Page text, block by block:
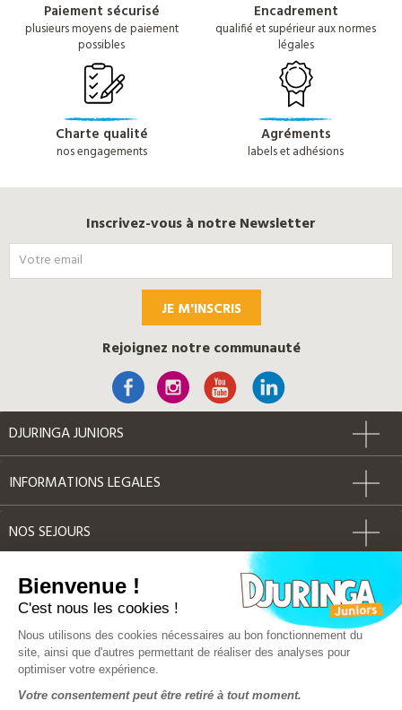
Paiement sécurisé
plusieurs moyens de paiement
possibles
Encadrement
qualifié et supérieur aux normes
légales
Charte qualité
nos engagements
Agréments
labels et adhésions
Inscrivez-vous à notre Newsletter
JE M'INSCRIS
Rejoignez notre communauté
DJURINGA JUNIORS
INFORMATIONS LEGALES
NOS SEJOURS
AUTRES
Label Qualité
© Djuringa Juniors 2018 - Tous droits réservés
Bienvenue !
C'est nous les cookies !
Nous utilisons des cookies nécessaires au bon fonctionnement du
site, ainsi que d'autres permettant de réaliser des analyses pour
optimiser votre expérience.
Votre consentement peut être retiré à tout moment.